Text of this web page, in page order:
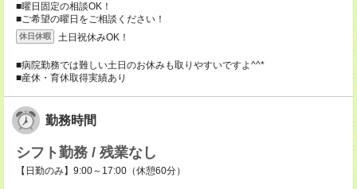
■曜日固定の相談OK！
■ご希望の曜日をご相談ください！
休日休暇 土日祝休みOK！
■病院勤務では難しい土日のお休みも取りやすいですよ^^*
■産休・育休取得実績あり
勤務時間
シフト勤務 / 残業なし
【日勤のみ】9:00～17:00（休憩60分）